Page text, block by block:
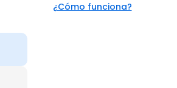
¿Cómo funciona?